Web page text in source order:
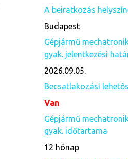
A beiratkozás
Budapest
Gépjármű
gyak. jelentkezési
2026.09.05.
Becsatlakozási
Van
Gépjármű
gyak. időtartama
12 hónap